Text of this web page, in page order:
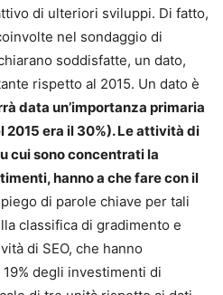
di ulteriori sviluppi. Di fatto,
nel sondaggio di
soddisfatte, un dato,
rispetto al 2015. Un dato è
data un’importanza primaria
2015 era il 30%). Le attività di
cui sono concentrati la
hanno a che fare con il
di parole chiave per tali
classifica di gradimento e
di SEO, che hanno
degli investimenti di